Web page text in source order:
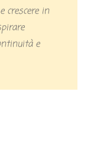
crescere in
e